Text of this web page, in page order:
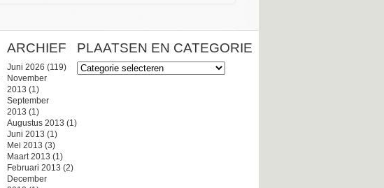
ARCHIEF
Juni 2026 (119)
November
2013 (1)
September
2013 (1)
Augustus 2013 (1)
Juni 2013 (1)
Mei 2013 (3)
Maart 2013 (1)
Februari 2013 (2)
December
PLAATSEN EN CATEGORIE
Plaatsen
en